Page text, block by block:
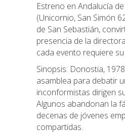
Estreno en Andalucía
(Unicornio, San Simón
de San Sebastián,
presencia de la
cada evento requiere
Sinopsis: Donostia,
asamblea para debatir
inconformistas dirigen
Algunos abandonan la
decenas de jóvenes
compartidas.